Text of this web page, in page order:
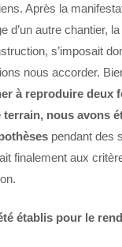
Après la
d’un autre chantier,
s’imposait
nous accorder.
à reproduire deux
terrain, nous avons
pendant des
finalement aux
établis pour le